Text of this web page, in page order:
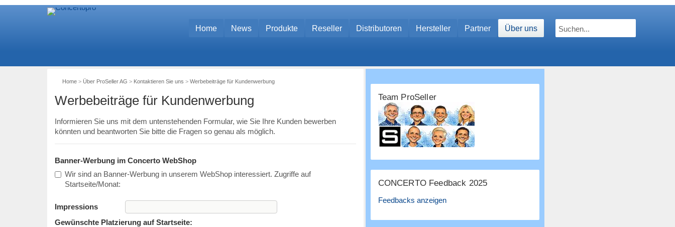
Home News Produkte Reseller Distributoren Hersteller Partner Über uns
Home> Über ProSeller AG > Kontaktieren Sie uns > Werbebeiträge für Kundenwerbung
Werbebeiträge für Kundenwerbung
Informieren Sie uns mit dem untenstehenden Formular, wie Sie Ihre Kunden bewerben
könnten und beantworten Sie bitte die Fragen so genau als möglich.
Banner-Werbung im Concerto WebShop
Wir sind an Banner-Werbung in unserem WebShop interessiert. Zugriffe auf
Startseite/Monat:
Impressions
Gewünschte Platzierung auf Startseite:
Team ProSeller
CONCERTO Feedback 2025
Feedbacks anzeigen